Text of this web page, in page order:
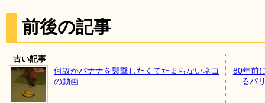
前後の記事
古い記事
何故かバナナを襲撃したくてたまらないネコ
の動画
80年前
るパ